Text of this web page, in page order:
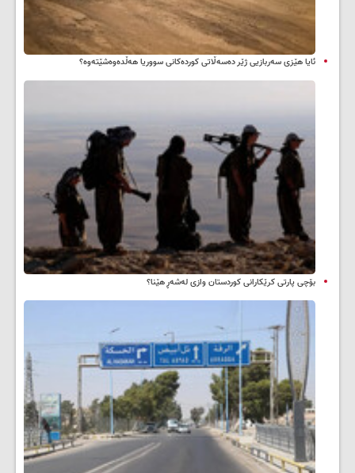
ئایا هێزی سەربازیی ژێر دەسەڵاتی کوردەکانی سووریا هەڵدەوەشێتەوە؟
بۆچی پارتی کرێکارانی کوردستان وازی لەشەڕ هێنا؟